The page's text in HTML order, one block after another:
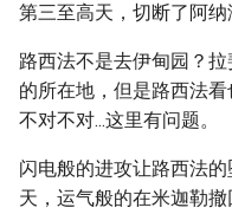
第三至高天，切断了阿纳
路西法不是去伊甸园？
的所在地，但是路西法
不对不对...这里有问题。
闪电般的进攻让路西法
天，运气般的在米迦勒